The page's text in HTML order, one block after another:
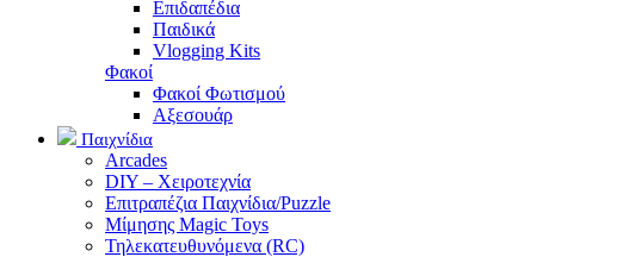
Επιδαπέδια
Παιδικά
Vlogging Kits
Φακοί
Φακοί Φωτισμού
Αξεσουάρ
Παιχνίδια
Arcades
DIY – Χειροτεχνία
Επιτραπέζια Παιχνίδια/Puzzle
Μίμησης Magic Toys
Τηλεκατευθυνόμενα (RC)